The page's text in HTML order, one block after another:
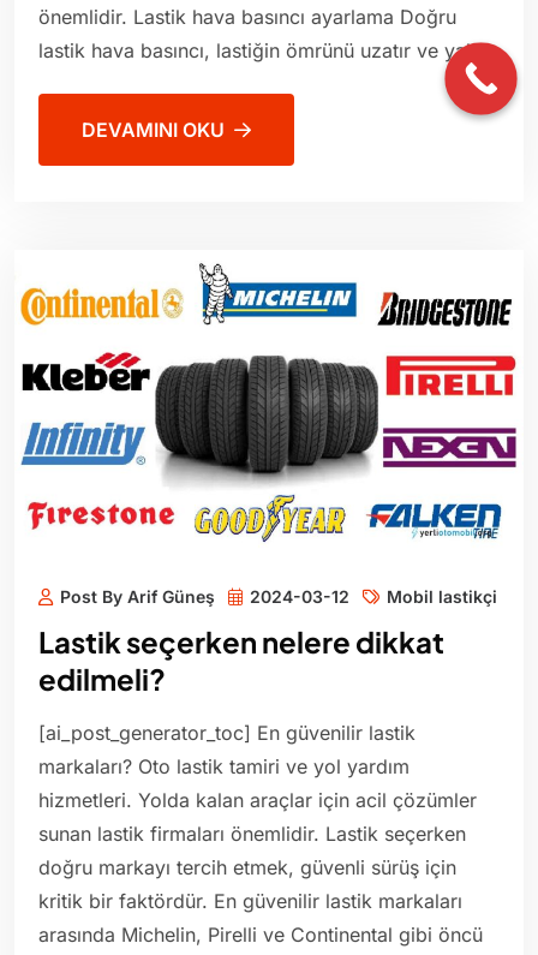
önemlidir. Lastik hava basıncı ayarlama Doğru
lastik hava basıncı, lastiğin ömrünü uzatır ve yakıt
DEVAMINI OKU
Post By Arif Güneş 2024-03-12 Mobil lastikçi
Lastik seçerken nelere dikkat
edilmeli?
[ai_post_generator_toc] En güvenilir lastik
markaları? Oto lastik tamiri ve yol yardım
hizmetleri. Yolda kalan araçlar için acil çözümler
sunan lastik firmaları önemlidir. Lastik seçerken
doğru markayı tercih etmek, güvenli sürüş için
kritik bir faktördür. En güvenilir lastik markaları
arasında Michelin, Pirelli ve Continental gibi öncü